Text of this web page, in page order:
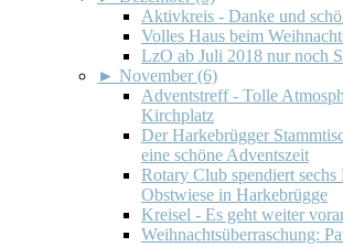
Aktivkreis - Danke und
Volles Haus beim
LzO ab Juli 2018 nur noch
► November (6)
Adventstreff - Tolle
Kirchplatz
Der Harkebrügger
eine schöne Adventszeit
Rotary Club spendiert
Obstwiese in Harkebrügge
Kreisel - Es geht weiter
Weihnachtsüberraschung: